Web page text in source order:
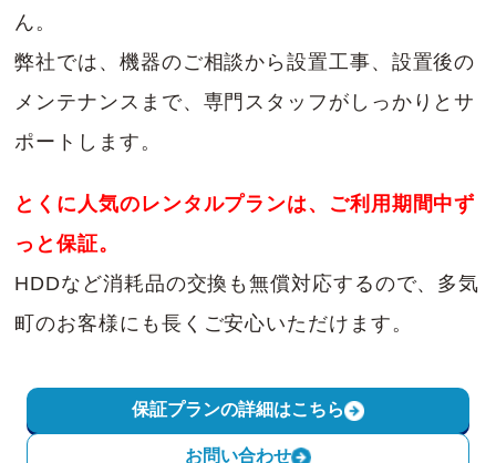
ん。
弊社では、機器のご相談から設置工事、設置後の
メンテナンスまで、専門スタッフがしっかりとサ
ポートします。
とくに人気のレンタルプランは、ご利用期間中ず
っと保証。
HDDなど消耗品の交換も無償対応するので、多気
町のお客様にも長くご安心いただけます。
保証プランの詳細はこちら
お問い合わせ